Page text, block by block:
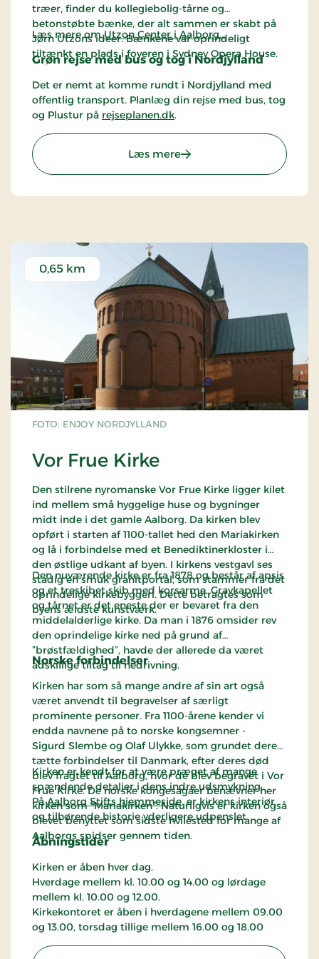
træer, finder du kollegiebolig-tårne og
betonstøbte bænke, der alt sammen er skabt på
Jørn Utzons ideer. Bænkene var oprindeligt
tiltænkt en plads i foyeren i Sydney Opera House.
Læs mere omUtzon Center i Aalborg…
Grøn rejse med bus og tog i Nordjylland
Det er nemt at komme rundt i Nordjylland med
offentlig transport. Planlæg din rejse med bus, tog
og Plustur på rejseplanen.dk.
Læs mere: Utzon Center
FOTO: ENJOY NORDJYLLAND
Vor Frue Kirke
0,65 km
Den stilrene nyromanske Vor Frue Kirke ligger kilet
ind mellem små hyggelige huse og bygninger
midt inde i det gamle Aalborg. Da kirken blev
opført i starten af 1100-tallet hed den Mariakirken
og lå i forbindelse med et Benediktinerkloster i
den østlige udkant af byen. I kirkens vestgavl ses
stadig en smuk granitportal, som stammer fra det
oprindelige kirkebyggeri. Dette betragtes som
byens ældste kunstværk.
Den nuværende kirke er fra 1878 og består af apsis
og et treskibet skib med korsarme. Gravkapellet
og tårnet er det eneste der er bevaret fra den
middelalderlige kirke. Da man i 1876 omsider rev
den oprindelige kirke ned på grund af
”brøstfældighed”, havde der allerede da været
adskillige tiltag til nedrivning.
Norske forbindelser
Kirken har som så mange andre af sin art også
været anvendt til begravelser af særligt
prominente personer. Fra 1100-årene kender vi
endda navnene på to norske kongsemner -
Sigurd Slembe og Olaf Ulykke, som grundet deres
tætte forbindelser til Danmark, efter deres død
blev fragtet til Aalborg, hvor de blev begravet i Vor
Frue Kirke. De norske kongesagaer benævner her
kirken som ”Mariakirken”. Naturligvis er kirken også
blevet benyttet som sidste hvilested for mange af
Aalborgs spidser gennem tiden.
Kirken er kendt for at være præget af mange
spændende detaljer i dens indre udsmykning.
PåAalborg Stifts hjemmeside, er kirkens interiør
og tilhørende historie yderligere udpenslet
Åbningstider
Kirken er åben hver dag.
Hverdage mellem kl. 10.00 og 14.00 og lørdage
mellem kl. 10.00 og 12.00.
Kirkekontoret er åben i hverdagene mellem 09.00
og 13.00, torsdag tillige mellem 16.00 og 18.00